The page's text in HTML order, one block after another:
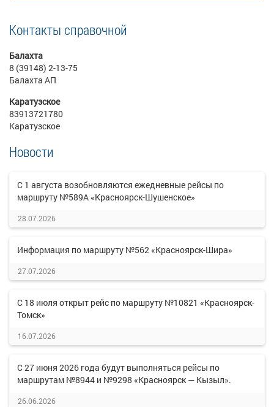
Контакты справочной
Балахта
8 (39148) 2-13-75
Балахта АП
Каратузское
83913721780
Каратузское
Новости
С 1 августа возобновляются ежедневные рейсы по
маршруту №589А «Красноярск-Шушенское»
28.07.2026
Информация по маршруту №562 «Красноярск-Шира»
27.07.2026
С 18 июля открыт рейс по маршруту №10821 «Красноярск-
Томск»
16.07.2026
С 27 июня 2026 года будут выполняться рейсы по
маршрутам №8944 и №9298 «Красноярск — Кызыл».
26.06.2026